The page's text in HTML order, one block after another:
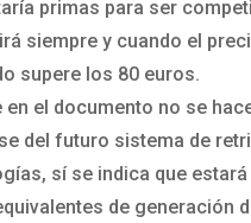
primas para ser
siempre y cuando el
supere los 80 euros.
en el documento no se
del futuro sistema de
sí se indica que
de generación